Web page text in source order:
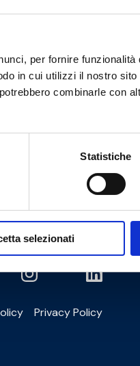
per fornire
in cui utilizzi il nostro
combinarle con
Statistiche
selezionati
you need help?
Privacy Policy